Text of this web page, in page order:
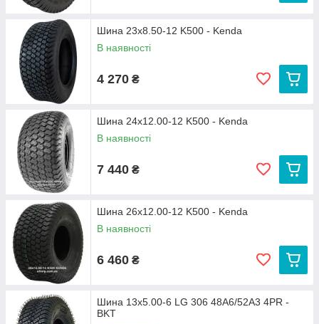
Шина 23x8.50-12 K500 - Kenda
В наявності
4 270 ₴
Шина 24x12.00-12 K500 - Kenda
В наявності
7 440 ₴
Шина 26x12.00-12 K500 - Kenda
В наявності
6 460 ₴
Шина 13x5.00-6 LG 306 48A6/52А3 4PR -
BKT